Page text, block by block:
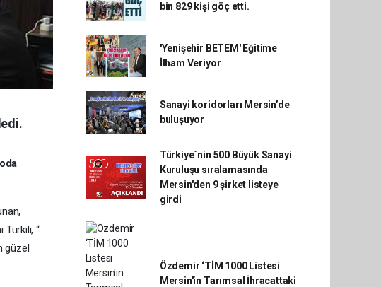
Türkili, “
güzel
bin 829 kişi göç etti.
'Yenişehir BETEM' Eğitime
İlham Veriyor
Sanayi koridorları Mersin’de
buluşuyor
Türkiye`nin 500 Büyük Sanayi
Kuruluşu sıralamasında
Mersin'den 9 şirket listeye
girdi
Özdemir ‘TİM 1000 Listesi
Mersin'in Tarımsal İhracattaki